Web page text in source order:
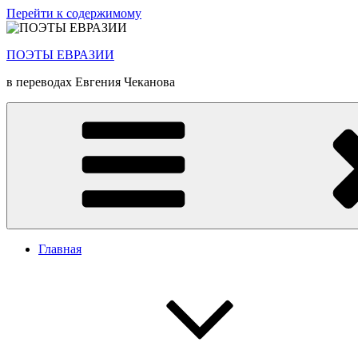
Перейти к содержимому
ПОЭТЫ ЕВРАЗИИ
в переводах Евгения Чеканова
Главная